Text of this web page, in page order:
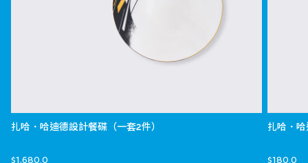
扎哈．哈迪德設計餐碟（一套2件）
$1,680.0
扎哈．
$180.0